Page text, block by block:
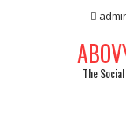
The